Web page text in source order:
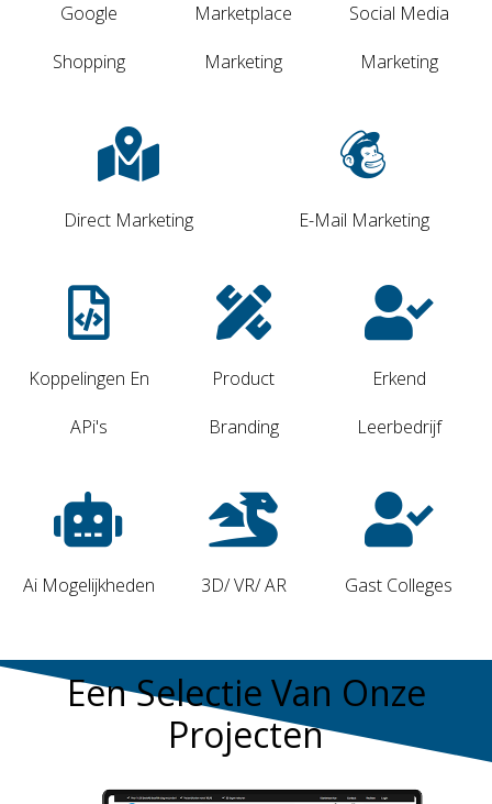
Google
Shopping
Marketplace
Marketing
Social Media
Marketing
Direct Marketing E-Mail Marketing
Koppelingen En
APi's
Product
Branding
Erkend
Leerbedrijf
Ai Mogelijkheden 3D/ VR/ AR Gast Colleges
Een Selectie Van Onze
Projecten